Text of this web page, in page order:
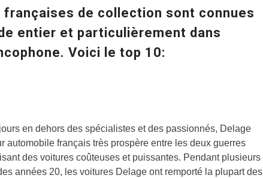
françaises de collection sont connues
entier et particulièrement dans
Voici le top 10:
en dehors des spécialistes et des passionnés, Delage
automobile français très prospère entre les deux guerres
des voitures coûteuses et puissantes. Pendant plusieurs
années 20, les voitures Delage ont remporté la plupart des